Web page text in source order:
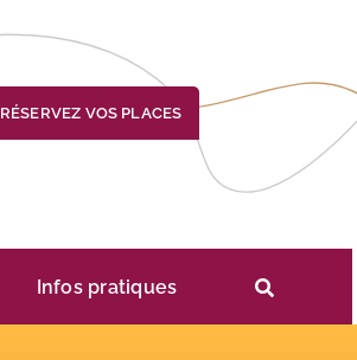
RÉSERVEZ VOS PLACES
Infos pratiques